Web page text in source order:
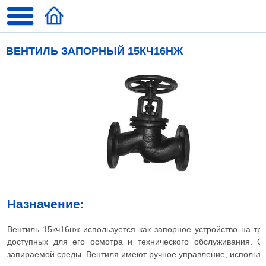
ВЕНТИЛЬ ЗАПОРНЫЙ 15КЧ16НЖ
Назначение:
Вентиль 15кч16нж используется как запорное устройство на
доступных для его осмотра и технического обслуживания.
запираемой среды. Вентиля имеют ручное управление,